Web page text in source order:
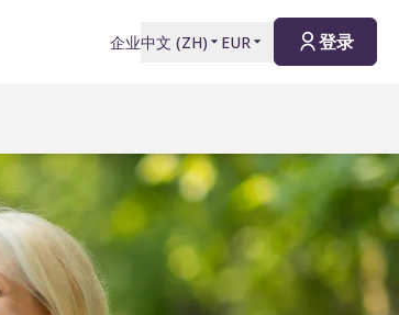
企业中文 (ZH) EUR 登录